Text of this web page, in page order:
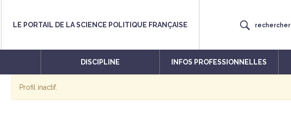
LE PORTAIL DE LA SCIENCE POLITIQUE FRANÇAISE rechercher
DISCIPLINE INFOS PROFESSIONNELLES
Profil inactif.